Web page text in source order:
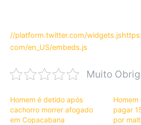
//platform.twitter.com/widgets.js
com/en_US/embeds.js
Muito
Homem é detido após
cachorro morrer afogado
em Copacabana
pagar
por